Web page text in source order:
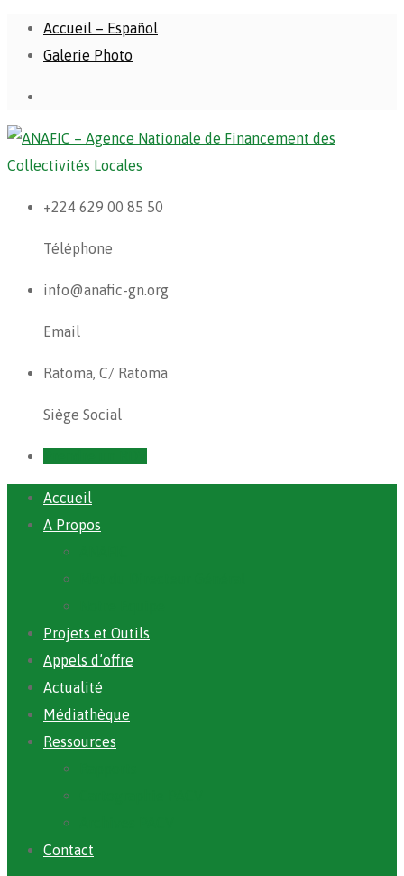
Accueil – Español
Galerie Photo
+224 629 00 85 50
Téléphone
info@anafic-gn.org
Email
Ratoma, C/ Ratoma
Siège Social
Accueil
A Propos
Projets et Outils
Appels d’offre
Actualité
Médiathèque
Ressources
Contact